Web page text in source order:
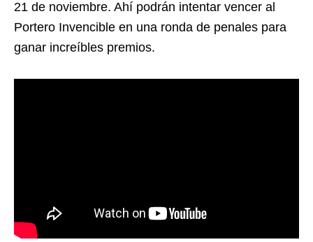
21 de noviembre. Ahí podrán intentar vencer al
Portero Invencible en una ronda de penales para
ganar increíbles premios.